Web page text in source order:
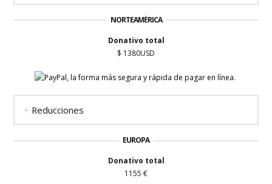
NORTEAMÉRICA
Donativo total
$ 1380USD
Reducciones
EUROPA
Donativo total
1155 €